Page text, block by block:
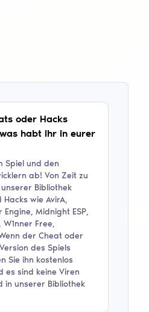
oder Hacks
habt ihr in eurer
Spiel und den
ab! Von Zeit zu
Bibliothek
Hacks wie AvirA,
Engine, Midnight ESP,
Free,
der Cheat oder
des Spiels
Sie ihn kostenlos
es sind keine Viren
in unserer Bibliothek